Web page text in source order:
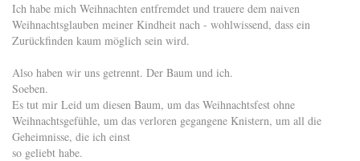
Ich habe mich Weihnachten entfremdet und trauere dem naiven
Weihnachtsglauben meiner Kindheit nach - wohlwissend, dass ein
Zurückfinden kaum möglich sein wird.
Also haben wir uns getrennt. Der Baum und ich.
Soeben.
Es tut mir Leid um diesen Baum, um das Weihnachtsfest ohne
Weihnachtsgefühle, um das verloren gegangene Knistern, um all die
Geheimnisse, die ich einst
so geliebt habe.